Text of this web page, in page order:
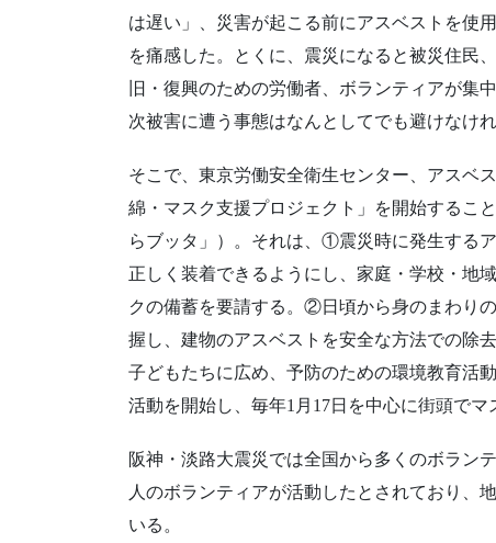
は遅い」、災害が起こる前にアスベストを使
を痛感した。とくに、震災になると被災住民
旧・復興のための労働者、ボランティアが集
次被害に遭う事態はなんとしてでも避けなけ
そこで、東京労働安全衛生センター、アスベ
綿・マスク支援プロジェクト」を開始するこ
らブッタ」）。それは、①震災時に発生する
正しく装着できるようにし、家庭・学校・地
クの備蓄を要請する。②日頃から身のまわり
握し、建物のアスベストを安全な方法での除
子どもたちに広め、予防のための環境教育活
活動を開始し、毎年1月17日を中心に街頭でマ
阪神・淡路大震災では全国から多くのボラン
人のボランティアが活動したとされており、
いる。